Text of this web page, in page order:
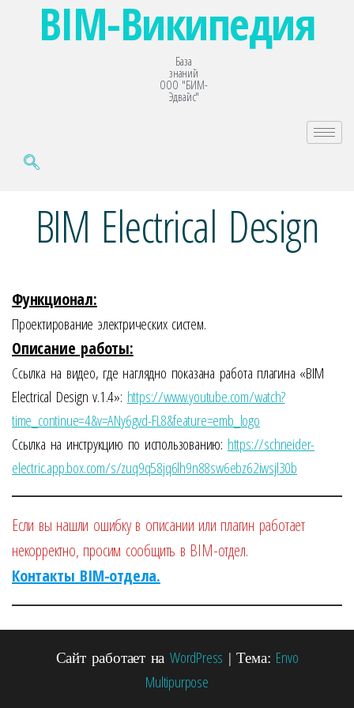
BIM-Википедия
База
знаний
ООО "БИМ-
Эдвайс"
BIM Electrical Design
Функционал:
Проектирование электрических систем.
Описание работы:
Ссылка на видео, где наглядно показана работа плагина «BIM
Electrical Design v.1.4»: https://www.youtube.com/watch?
time_continue=4&v=ANy6gvd-FL8&feature=emb_logo
Ссылка на инструкцию по использованию: https://schneider-
electric.app.box.com/s/zuq9q58jq6lh9n88sw6ebz62iwsjl30b
Если вы нашли ошибку в описании или плагин работает
некорректно, просим сообщить в BIM-отдел.
Контакты BIM-отдела.
Сайт работает на WordPress |Тема: Envo
Multipurpose